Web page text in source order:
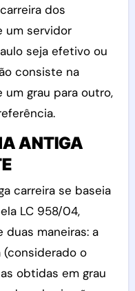
dos
um servidor
seja efetivo ou
consiste na
grau para outro,
ANTIGA
carreira se baseia
LC 958/04,
maneiras: a
(considerado o
obtidas em grau